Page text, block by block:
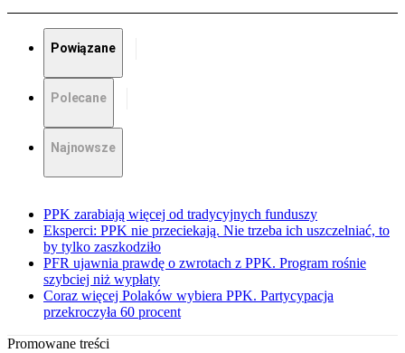
Powiązane
Polecane
Najnowsze
PPK zarabiają więcej od tradycyjnych funduszy
Eksperci: PPK nie przeciekają. Nie trzeba ich uszczelniać, to
by tylko zaszkodziło
PFR ujawnia prawdę o zwrotach z PPK. Program rośnie
szybciej niż wypłaty
Coraz więcej Polaków wybiera PPK. Partycypacja
przekroczyła 60 procent
Promowane treści